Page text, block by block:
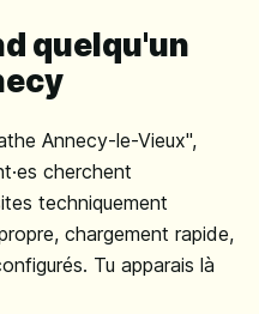
quelqu'un
Annecy-le-Vieux",
cherchent
techniquement
chargement rapide,
Tu apparais là